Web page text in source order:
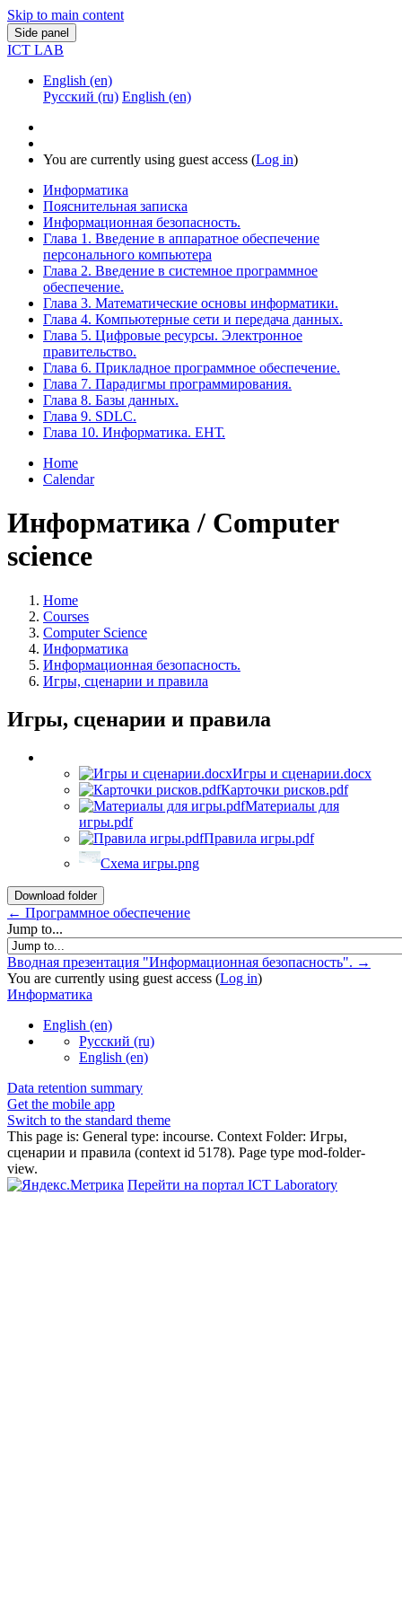
Skip to main content
Side panel
ICT LAB
English ‎(en)‎
Русский ‎(ru)‎ English ‎(en)‎
You are currently using guest access (Log in)
Информатика
Пояснительная записка
Информационная безопасность.
Глава 1. Введение в аппаратное обеспечение
персонального компьютера
Глава 2. Введение в системное программное
обеспечение.
Глава 3. Математические основы информатики.
Глава 4. Компьютерные сети и передача данных.
Глава 5. Цифровые ресурсы. Электронное
правительство.
Глава 6. Прикладное программное обеспечение.
Глава 7. Парадигмы программирования.
Глава 8. Базы данных.
Глава 9. SDLC.
Глава 10. Информатика. ЕНТ.
Home
Calendar
Информатика / Computer
science
Home
Courses
Computer Science
Информатика
Информационная безопасность.
Игры, сценарии и правила
Игры, сценарии и правила
Игры и сценарии.docx
Карточки рисков.pdf
Материалы для
игры.pdf
Правила игры.pdf
Схема игры.png
Download folder
← Программное обеспечение
Jump to...
Вводная презентация "Информационная безопасность". →
You are currently using guest access (Log in)
Информатика
English ‎(en)‎
Русский ‎(ru)‎
English ‎(en)‎
Data retention summary
Get the mobile app
Switch to the standard theme
This page is: General type: incourse. Context Folder: Игры,
сценарии и правила (context id 5178). Page type mod-folder-
view.
Перейти на портал ICT Laboratory